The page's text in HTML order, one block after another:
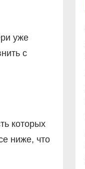
уже
с
которых
ниже, что